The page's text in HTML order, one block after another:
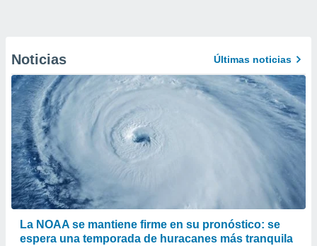
Noticias Últimas noticias
La NOAA se mantiene firme en su pronóstico: se
espera una temporada de huracanes más tranquila